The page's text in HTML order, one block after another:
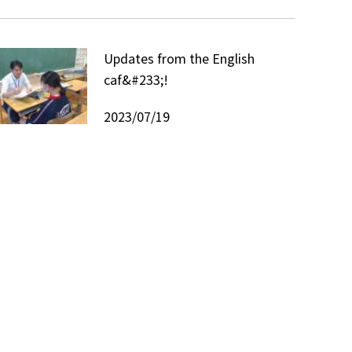
Updates from the English
caf&#233;!
2023/07/19